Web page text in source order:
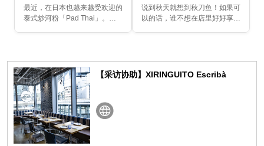
最近，在日本也越来越受欢迎的
泰式炒河粉「Pad Thai」。这
粉更加...
说到秋天就想到秋刀鱼！如果可
以的话，谁不想在店里好好享用
骨、连内脏都能聪明完食...
【采访协助】XIRINGUITO Escribà